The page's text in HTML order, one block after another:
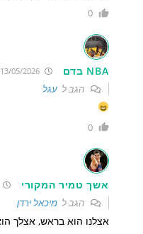
0
NBA בדם 13/05/2026 13:07:20
הגב לעגל
0
אשך טמיר המקורי
הגב למיכאל ירדן
אצלנו הוא בראש, אצלך